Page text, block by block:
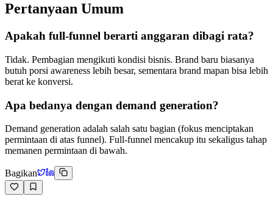
Pertanyaan Umum
Apakah full-funnel berarti anggaran dibagi rata?
Tidak. Pembagian mengikuti kondisi bisnis. Brand baru biasanya
butuh porsi awareness lebih besar, sementara brand mapan bisa lebih
berat ke konversi.
Apa bedanya dengan demand generation?
Demand generation adalah salah satu bagian (fokus menciptakan
permintaan di atas funnel). Full-funnel mencakup itu sekaligus tahap
memanen permintaan di bawah.
Bagikan